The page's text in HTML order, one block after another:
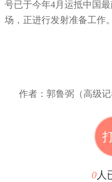
号已于今年4月运抵中国
场，正进行发射准备工作。
作者：郭鲁弼（高级记
0人